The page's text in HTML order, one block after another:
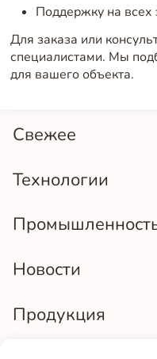
Свежее
Технологии
Новости
Продукция
Поддержку на всех
Для заказа или
специалистами. Мы
для вашего объекта.